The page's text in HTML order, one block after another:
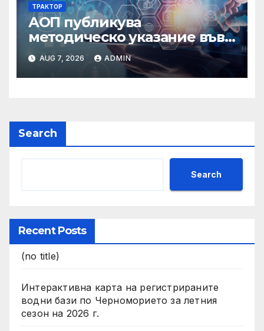
ТРАКТОР
АОП публикува
методическо указание във
връзка с промени в
основанията за
задължително
по ЗОП
AUG 7, 2026 ADMIN
Search
Search
Recent Posts
(no title)
Интерактивна карта на регистрираните
водни бази по Черноморието за летния
сезон на 2026 г.